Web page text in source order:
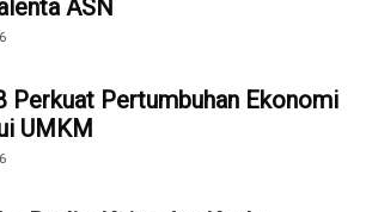
ASN
Perkuat Pertumbuhan Ekonomi
UMKM